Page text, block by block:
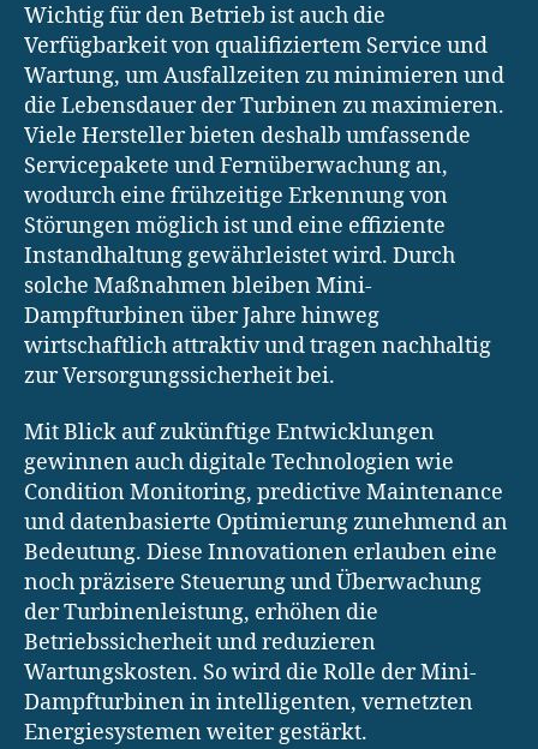
Wichtig für den Betrieb ist auch die
Verfügbarkeit von qualifiziertem Service und
Wartung, um Ausfallzeiten zu minimieren und
die Lebensdauer der Turbinen zu maximieren.
Viele Hersteller bieten deshalb umfassende
Servicepakete und Fernüberwachung an,
wodurch eine frühzeitige Erkennung von
Störungen möglich ist und eine effiziente
Instandhaltung gewährleistet wird. Durch
solche Maßnahmen bleiben Mini-
Dampfturbinen über Jahre hinweg
wirtschaftlich attraktiv und tragen nachhaltig
zur Versorgungssicherheit bei.
Mit Blick auf zukünftige Entwicklungen
gewinnen auch digitale Technologien wie
Condition Monitoring, predictive Maintenance
und datenbasierte Optimierung zunehmend an
Bedeutung. Diese Innovationen erlauben eine
noch präzisere Steuerung und Überwachung
der Turbinenleistung, erhöhen die
Betriebssicherheit und reduzieren
Wartungskosten. So wird die Rolle der Mini-
Dampfturbinen in intelligenten, vernetzten
Energiesystemen weiter gestärkt.